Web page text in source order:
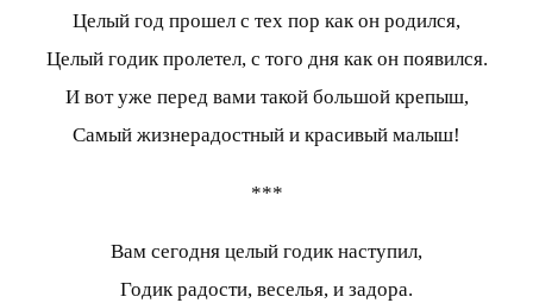
Целый год прошел с тех пор как он родился,
Целый годик пролетел, с того дня как он появился.
И вот уже перед вами такой большой крепыш,
Самый жизнерадостный и красивый малыш!
***
Вам сегодня целый годик наступил,
Годик радости, веселья, и задора.